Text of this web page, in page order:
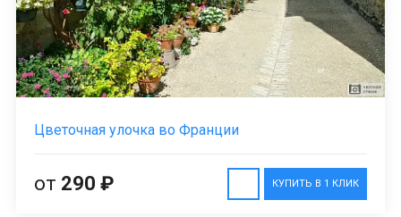
Цветочная улочка во Франции
КУПИТЬ В 1 КЛИК
от 290 ₽